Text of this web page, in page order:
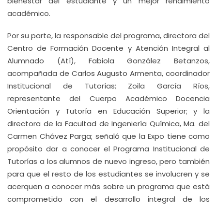
académico.
Por su parte, la responsable del programa, directora del
Centro de Formación Docente y Atención Integral al
Alumnado (Atí), Fabiola González Betanzos,
acompañada de Carlos Augusto Armenta, coordinador
Institucional de Tutorías; Zoila García Ríos,
representante del Cuerpo Académico Docencia
Orientación y Tutoría en Educación Superior; y la
directora de la Facultad de Ingeniería Química, Ma. del
Carmen Chávez Parga; señaló que la Expo tiene como
propósito dar a conocer el Programa Institucional de
Tutorías a los alumnos de nuevo ingreso, pero también
para que el resto de los estudiantes se involucren y se
acerquen a conocer más sobre un programa que está
comprometido con el desarrollo integral de los